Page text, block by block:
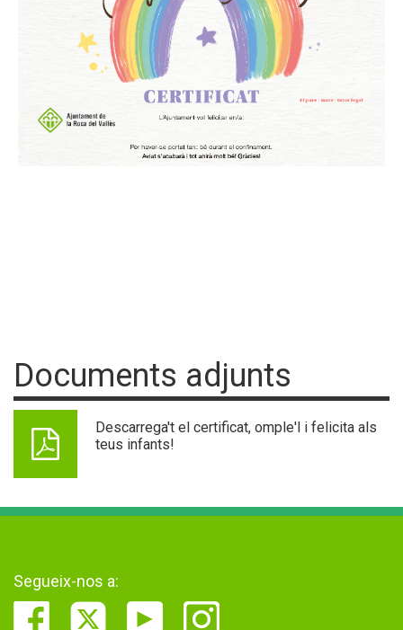
Documents adjunts
Descarrega't el certificat, omple'l i felicita als
teus infants!
Segueix-nos a: